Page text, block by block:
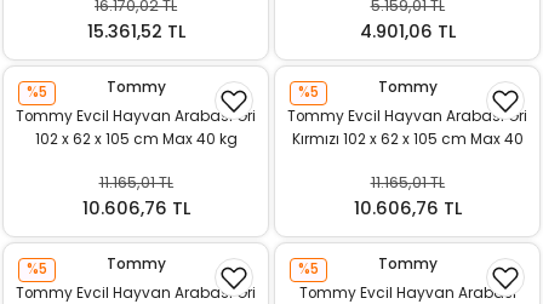
16.170,02 TL
15.361,52 TL
5.159,01 TL
4.901,06 TL
%5
Tommy
Tommy Evcil Hayvan Arabası Gri
102 x 62 x 105 cm Max 40 kg
11.165,01 TL
10.606,76 TL
%5
Tommy
Tommy Evcil Hayvan Arabası Gri
Kırmızı 102 x 62 x 105 cm Max 40
11.165,01 TL
10.606,76 TL
%5
Tommy
Tommy Evcil Hayvan Arabası Gri
%5
Tommy
Tommy Evcil Hayvan Arabası